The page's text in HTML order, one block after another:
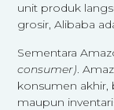
unit produk
grosir, Alibaba
Sementara
consumer).
konsumen akhir,
maupun